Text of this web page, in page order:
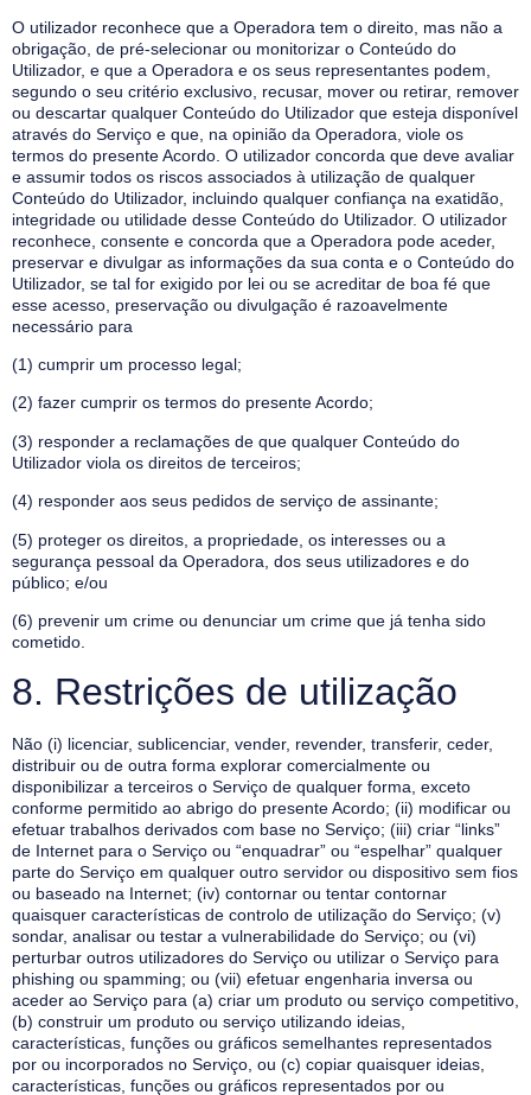
O utilizador reconhece que a Operadora tem o direito, mas não a
obrigação, de pré-selecionar ou monitorizar o Conteúdo do
Utilizador, e que a Operadora e os seus representantes podem,
segundo o seu critério exclusivo, recusar, mover ou retirar, remover
ou descartar qualquer Conteúdo do Utilizador que esteja disponível
através do Serviço e que, na opinião da Operadora, viole os
termos do presente Acordo. O utilizador concorda que deve avaliar
e assumir todos os riscos associados à utilização de qualquer
Conteúdo do Utilizador, incluindo qualquer confiança na exatidão,
integridade ou utilidade desse Conteúdo do Utilizador. O utilizador
reconhece, consente e concorda que a Operadora pode aceder,
preservar e divulgar as informações da sua conta e o Conteúdo do
Utilizador, se tal for exigido por lei ou se acreditar de boa fé que
esse acesso, preservação ou divulgação é razoavelmente
necessário para
(1) cumprir um processo legal;
(2) fazer cumprir os termos do presente Acordo;
(3) responder a reclamações de que qualquer Conteúdo do
Utilizador viola os direitos de terceiros;
(4) responder aos seus pedidos de serviço de assinante;
(5) proteger os direitos, a propriedade, os interesses ou a
segurança pessoal da Operadora, dos seus utilizadores e do
público; e/ou
(6) prevenir um crime ou denunciar um crime que já tenha sido
cometido.
8. Restrições de utilização
Não (i) licenciar, sublicenciar, vender, revender, transferir, ceder,
distribuir ou de outra forma explorar comercialmente ou
disponibilizar a terceiros o Serviço de qualquer forma, exceto
conforme permitido ao abrigo do presente Acordo; (ii) modificar ou
efetuar trabalhos derivados com base no Serviço; (iii) criar “links”
de Internet para o Serviço ou “enquadrar” ou “espelhar” qualquer
parte do Serviço em qualquer outro servidor ou dispositivo sem fios
ou baseado na Internet; (iv) contornar ou tentar contornar
quaisquer características de controlo de utilização do Serviço; (v)
sondar, analisar ou testar a vulnerabilidade do Serviço; ou (vi)
perturbar outros utilizadores do Serviço ou utilizar o Serviço para
phishing ou spamming; ou (vii) efetuar engenharia inversa ou
aceder ao Serviço para (a) criar um produto ou serviço competitivo,
(b) construir um produto ou serviço utilizando ideias,
características, funções ou gráficos semelhantes representados
por ou incorporados no Serviço, ou (c) copiar quaisquer ideias,
características, funções ou gráficos representados por ou